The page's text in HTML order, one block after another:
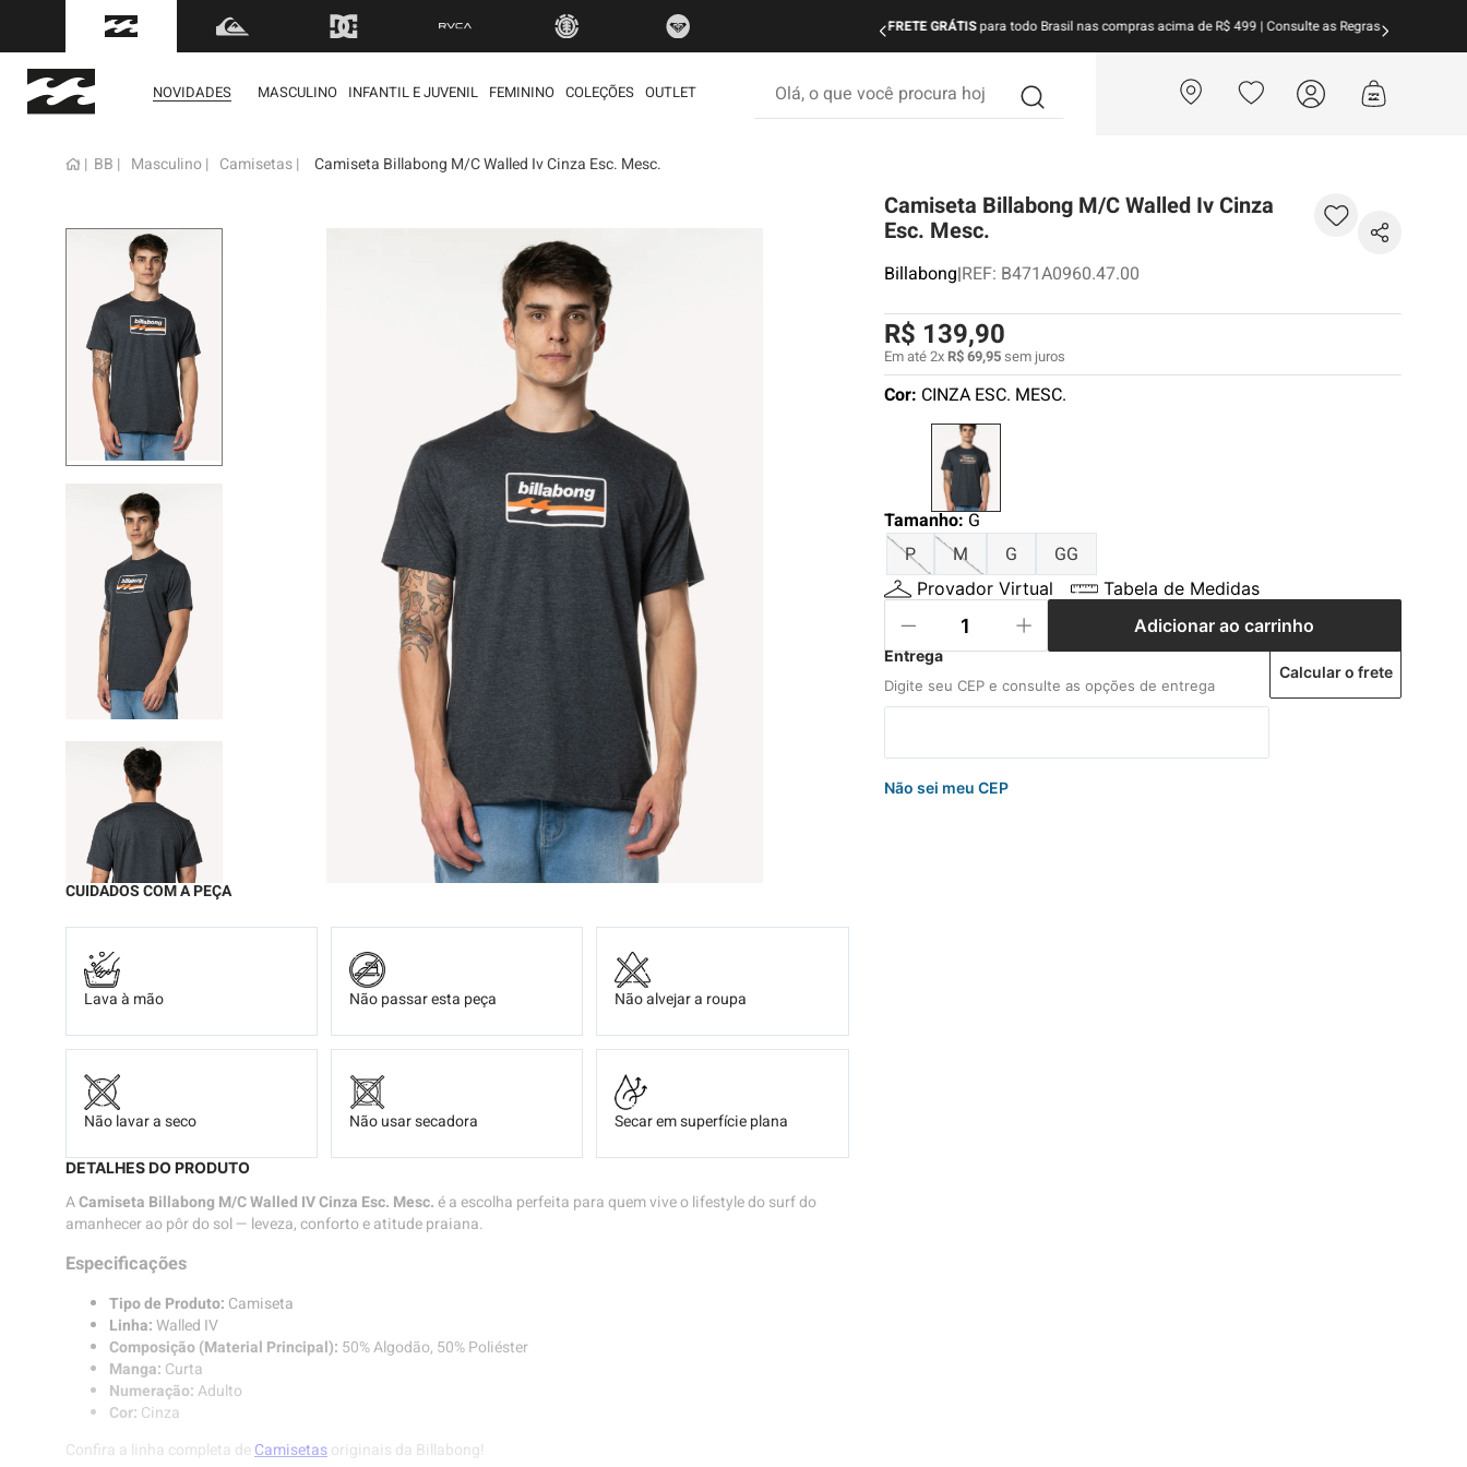
FRETE GRÁTISpara todo Brasil nas compras acima de R$ 499 | Consulte as Regras Parcele suas compras ematé 10x sem juros!Aproveite!
NOVIDADES MASCULINO INFANTIL E JUVENIL FEMININO COLEÇÕES OUTLET
BB Masculino Camisetas Camiseta Billabong M/C Walled Iv Cinza Esc. Mesc.
CUIDADOS COM A PEÇA
Lava à mão Não passar esta peça Não alvejar a roupa
Não lavar a seco Não usar secadora Secar em superfície plana
DETALHES DO PRODUTO
ACamiseta Billabong M/C Walled IV Cinza Esc. Mesc.é a escolha perfeita para quem vive o lifestyle do surf do
amanhecer ao pôr do sol — leveza, conforto e atitude praiana.
Especificações
Tipo de Produto: Camiseta
Linha:Walled IV
Composição (Material Principal): 50% Algodão, 50% Poliéster
Manga: Curta
Numeração:Adulto
Cor: Cinza
Confira a linha completa deCamisetasoriginais da Billabong!
Camiseta Billabong M/C Walled Iv Cinza
Esc. Mesc.
Billabong|REF: B471A0960.47.00
R$ 139,90
Em até2xR$69,95sem juros
Cor: CINZA ESC. MESC.
Tamanho:G
P
M G GG
Provador Virtual
Tabela de Medidas
Adicionar ao carrinho
Não sei meu CEP
Calcular o frete
termos mais buscados
boardshort
camiseta
bermuda
º
jaqueta
8 º
carteira
9 º
mochila
10